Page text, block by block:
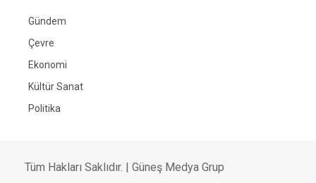
Gündem
Çevre
Ekonomi
Kültür Sanat
Politika
Tüm Hakları Saklıdır. | Güneş Medya Grup